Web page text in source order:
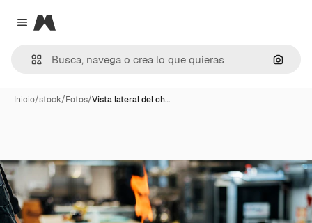
Close menu
Magnific
Inicio/stock/Fotos/Vista lateral del ch…